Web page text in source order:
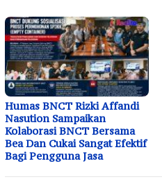
Humas BNCT Rizki Affandi
Nasution Sampaikan
Kolaborasi BNCT Bersama
Bea Dan Cukai Sangat Efektif
Bagi Pengguna Jasa